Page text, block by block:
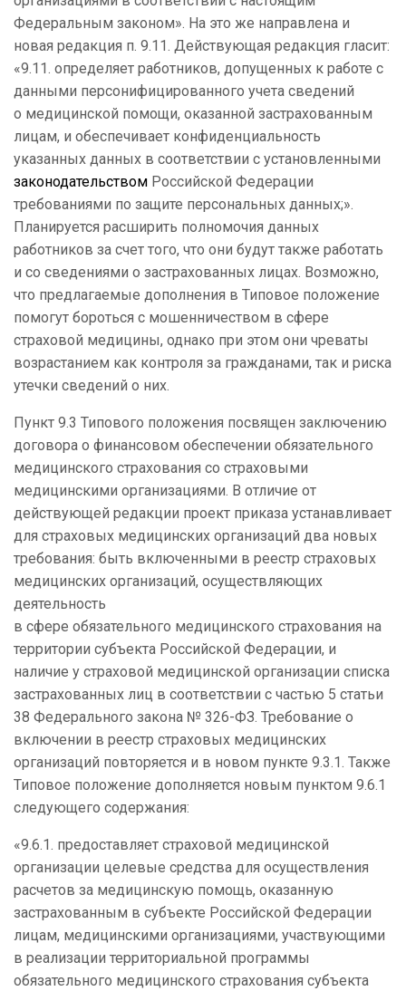
Федеральным законом». На это же направлена и
новая редакция п. 9.11. Действующая редакция гласит:
«9.11. определяет работников, допущенных к работе с
данными персонифицированного учета сведений
о медицинской помощи, оказанной застрахованным
лицам, и обеспечивает конфиденциальность
указанных данных в соответствии с установленными
законодательством Российской Федерации
требованиями по защите персональных данных;».
Планируется расширить полномочия данных
работников за счет того, что они будут также работать
и со сведениями о застрахованных лицах. Возможно,
что предлагаемые дополнения в Типовое положение
помогут бороться с мошенничеством в сфере
страховой медицины, однако при этом они чреваты
возрастанием как контроля за гражданами, так и риска
утечки сведений о них.
Пункт 9.3 Типового положения посвящен заключению
договора о финансовом обеспечении обязательного
медицинского страхования со страховыми
медицинскими организациями. В отличие от
действующей редакции проект приказа устанавливает
для страховых медицинских организаций два новых
требования: быть включенными в реестр страховых
медицинских организаций, осуществляющих
деятельность
в сфере обязательного медицинского страхования на
территории субъекта Российской Федерации, и
наличие у страховой медицинской организации списка
застрахованных лиц в соответствии с частью 5 статьи
38 Федерального закона № 326-ФЗ. Требование о
включении в реестр страховых медицинских
организаций повторяется и в новом пункте 9.3.1. Также
Типовое положение дополняется новым пунктом 9.6.1
следующего содержания:
«9.6.1. предоставляет страховой медицинской
организации целевые средства для осуществления
расчетов за медицинскую помощь, оказанную
застрахованным в субъекте Российской Федерации
лицам, медицинскими организациями, участвующими
в реализации территориальной программы
обязательного медицинского страхования субъекта